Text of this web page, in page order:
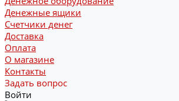
Денежные ящики
Счетчики денег
Доставка
Оплата
О магазине
Контакты
Задать вопрос
Войти